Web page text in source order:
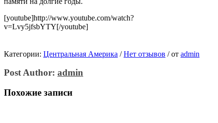
[youtube]http://www.youtube.com/watch?
v=Lvy5jfsbYTY[/youtube]
Категории: Центральная Америка / Нет отзывов /от admin
Post Author: admin
Похожие записи